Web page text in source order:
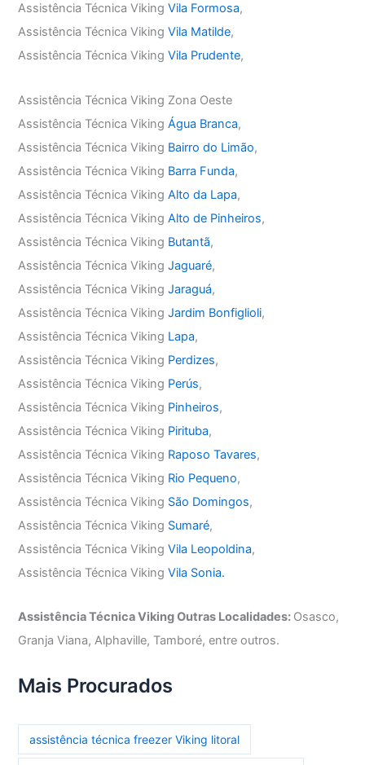
Assistência Técnica VikingVila Formosa,
Assistência Técnica VikingVila Matilde,
Assistência Técnica VikingVila Prudente,
Assistência Técnica Viking Zona Oeste
Assistência Técnica VikingÁgua Branca,
Assistência Técnica Viking Bairro do Limão,
Assistência Técnica Viking Barra Funda,
Assistência Técnica VikingAlto da Lapa,
Assistência Técnica VikingAlto de Pinheiros,
Assistência Técnica Viking Butantã,
Assistência Técnica VikingJaguaré,
Assistência Técnica VikingJaraguá,
Assistência Técnica VikingJardim Bonfiglioli,
Assistência Técnica Viking Lapa,
Assistência Técnica Viking Perdizes,
Assistência Técnica Viking Perús,
Assistência Técnica Viking Pinheiros,
Assistência Técnica Viking Pirituba,
Assistência Técnica Viking Raposo Tavares,
Assistência Técnica Viking Rio Pequeno,
Assistência Técnica Viking São Domingos,
Assistência Técnica Viking Sumaré,
Assistência Técnica VikingVila Leopoldina,
Assistência Técnica VikingVila Sonia.
Assistência Técnica Viking Outras Localidades: Osasco,
Granja Viana, Alphaville, Tamboré, entre outros.
Mais Procurados
assistência técnica freezer Viking litoral